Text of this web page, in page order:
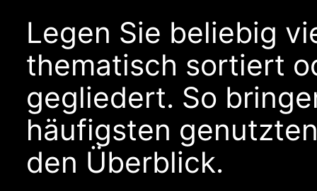
Legen Sie beliebig
thematisch sortiert
gegliedert. So
häufigsten
den Überblick.